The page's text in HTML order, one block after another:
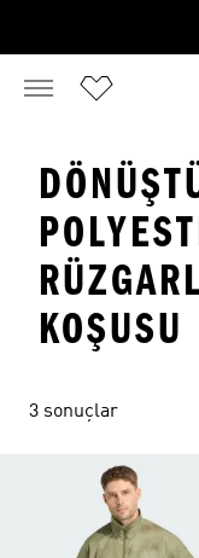
KOŞUSU
3 sonuçlar